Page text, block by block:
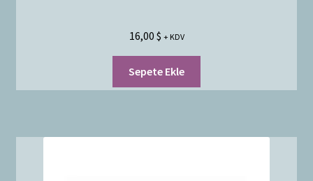
16,00 $ + KDV
Sepete Ekle